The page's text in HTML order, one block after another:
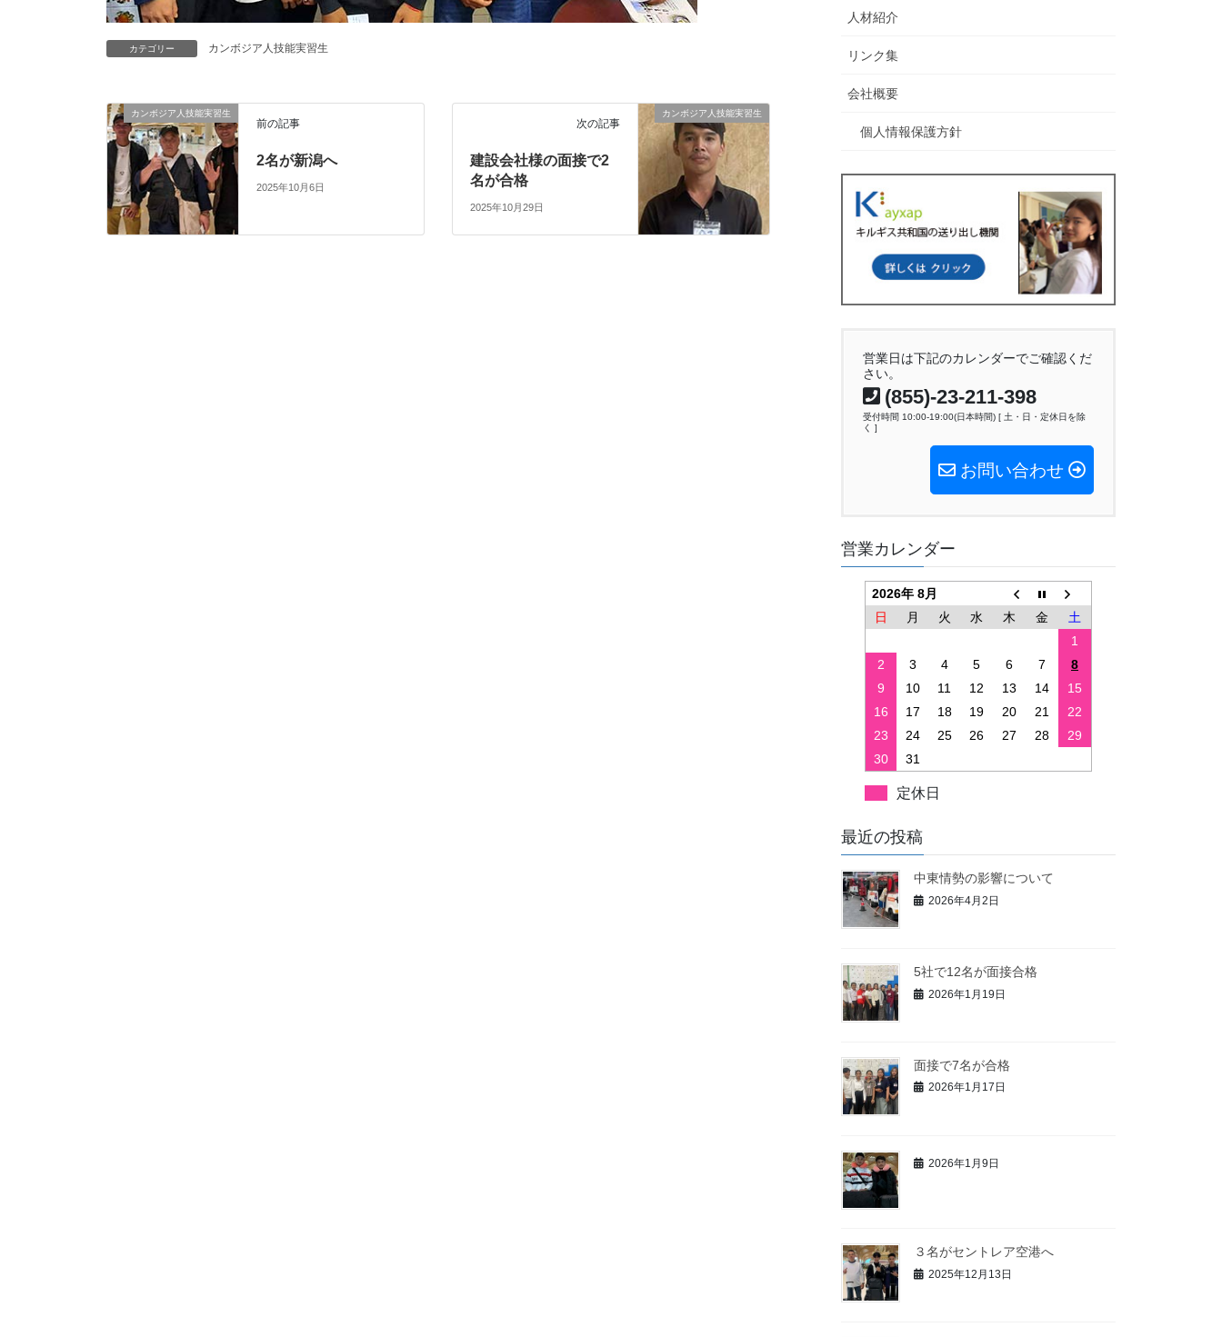
カテゴリー カンボジア人技能実習生
カンボジア人技能実習生
前の記事
2名が新潟へ
2025年10月6日
カンボジア人技能実習生
次の記事
建設会社様の面接で2
名が合格
2025年10月29日
人材紹介
リンク集
会社概要
個人情報保護方針
営業日は下記のカレンダーでご確認くだ
さい。
(855)-23-211-398
受付時間 10:00-19:00(日本時間) [ 土・日・定休日を除
く ]
お問い合わせ
営業カレンダー
2026年 8月
日
月 火 水 木 金
土
1
2
3 4 5 6 7
8
9
10 11 12 13 14
15
16
17 18 19 20 21
22
23
24 25 26 27 28
29
30
31
定休日
最近の投稿
中東情勢の影響について
2026年4月2日
5社で12名が面接合格
2026年1月19日
面接で7名が合格
2026年1月17日
2026年1月9日
３名がセントレア空港へ
2025年12月13日